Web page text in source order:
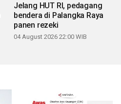
Jelang HUT RI, pedagang
bendera di Palangka Raya
panen rezeki
04 August 2026 22:00 WIB